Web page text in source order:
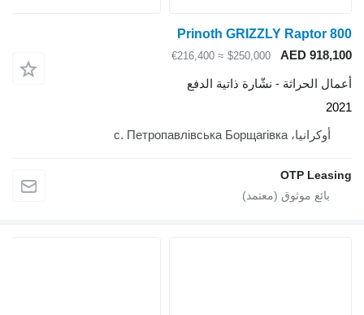
Prinoth GRIZZLY Raptor 800
AED 918,100
$250,000
≈ €216,400
أعمال الحراثة - نشّارة ذاتية الدفع
2021
أوكرانيا، с. Петропавлівська Борщагівка
OTP Leasing